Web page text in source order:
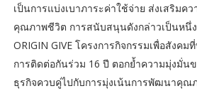
เป็นการแบ่งเบาภาระค่าใช้จ่าย ส่งเสริมค
คุณภาพชีวิต การสนับสนุนดังกล่าวเป็นหนึ่ง
ORIGIN GIVE โครงการกิจกรรมเพื่อสังค
การติดต่อกันร่วม 16 ปี ตอกย้ำความมุ่งมั่น
ธุรกิจควบคู่ไปกับการมุ่งเน้นการพัฒนาคุณ